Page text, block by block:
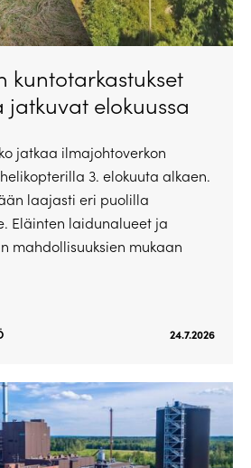
kuntotarkastukset
jatkuvat elokuussa
jatkaa ilmajohtoverkon
3. elokuuta alkaen.
laajasti eri puolilla
Eläinten laidunalueet ja
mahdollisuuksien mukaan
24.7.2026